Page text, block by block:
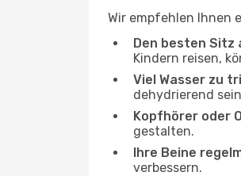
Wir empfehlen Ihnen
Den besten Sitz
Kindern reisen,
Viel Wasser zu
dehydrierend
Kopfhörer oder
gestalten.
Ihre Beine
verbessern.